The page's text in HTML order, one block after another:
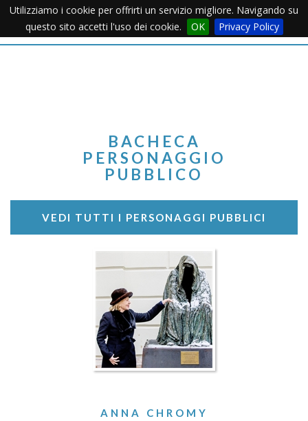
Utilizziamo i cookie per offrirti un servizio migliore. Navigando su
questo sito accetti l'uso dei cookie.
OK Privacy PolicyMenu
BACHECA
PERSONAGGIO
PUBBLICO
VEDI TUTTI I PERSONAGGI PUBBLICI
ANNA CHROMY